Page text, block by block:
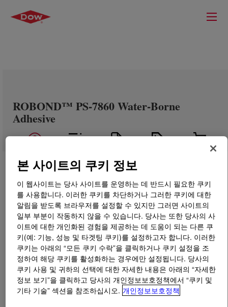
ROBOND™ PS-7860 Water-Borne
Adhesive
무엇입니까ROBOND™ PS-7860 Water-Borne
Adhesive?
It is an aqueous acrylic dispersion designed for general-
purpose permanent paper label adhesive applications.
본 사이트의 쿠키 정보
이 웹사이트는 당사 사이트를 운영하는 데 반드시 필요한 쿠키
를 사용합니다. 이러한 쿠키를 차단하거나 그러한 쿠키에 대한
알림을 받도록 브라우저를 설정할 수 있지만 그러면 사이트의
일부 부분이 작동하지 않을 수 있습니다. 당사는 또한 당사의 사
이트에 대한 개인화된 경험을 제공하는 데 도움이 되는 다른 쿠
키(예: 기능, 성능 및 타겟팅 쿠키)를 설정하고자 합니다. 이러한
쿠키는 아래의 “모든 쿠키 수락”을 클릭하거나 쿠키 설정을 조
정하여 해당 쿠키를 활성화하는 경우에만 설정됩니다. 당사의
쿠키 사용 및 귀하의 선택에 대한 자세한 내용은 아래의 “자세한
정보 보기”을 클릭하고 당사의 개인정보보호정책에서 “쿠키 및
기타 기술” 섹션을 참조하십시오. 개인정보보호정책